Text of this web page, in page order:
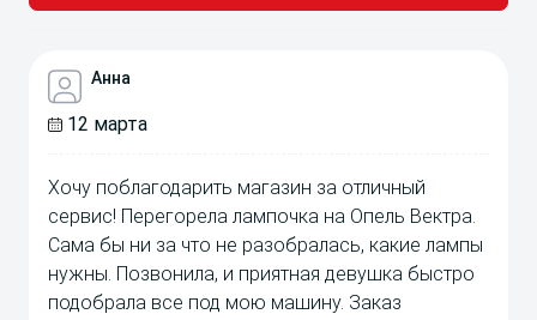
Анна
12 марта
Хочу поблагодарить магазин за отличный
сервис! Перегорела лампочка на Опель Вектра.
Сама бы ни за что не разобралась, какие лампы
нужны. Позвонила, и приятная девушка быстро
подобрала все под мою машину. Заказ